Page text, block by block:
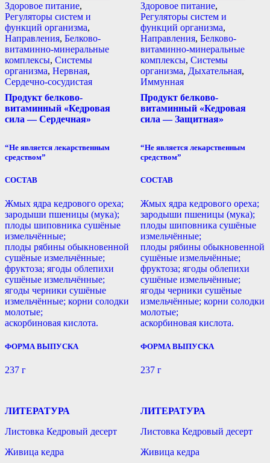
Здоровое питание,
Регуляторы систем и
функций организма,
Направления, Белково-
витаминно-минеральные
комплексы, Системы
организма, Нервная,
Сердечно-сосудистая
Продукт белково-
витаминный «Кедровая
сила — Сердечная»
“Не является лекарственным
средством”
СОСТАВ
Жмых ядра кедрового ореха;
зародыши пшеницы (мука);
плоды шиповника сушёные
измельчённые;
плоды рябины обыкновенной
сушёные измельчённые;
фруктоза; ягоды облепихи
сушёные измельчённые;
ягоды черники сушёные
измельчённые; корни солодки
молотые;
аскорбиновая кислота.
ФОРМА ВЫПУСКА
237 г
ЛИТЕРАТУРА
Листовка Кедровый десерт
Живица кедра
Здоровое питание,
Регуляторы систем и
функций организма,
Направления, Белково-
витаминно-минеральные
комплексы, Системы
организма, Дыхательная,
Иммунная
Продукт белково-
витаминный «Кедровая
сила — Защитная»
“Не является лекарственным
средством”
СОСТАВ
Жмых ядра кедрового ореха;
зародыши пшеницы (мука);
плоды шиповника сушёные
измельчённые;
плоды рябины обыкновенной
сушёные измельчённые;
фруктоза; ягоды облепихи
сушёные измельчённые;
ягоды черники сушёные
измельчённые; корни солодки
молотые;
аскорбиновая кислота.
ФОРМА ВЫПУСКА
237 г
ЛИТЕРАТУРА
Листовка Кедровый десерт
Живица кедра